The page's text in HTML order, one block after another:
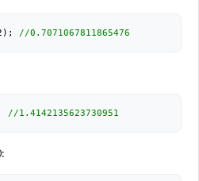
//0.7071067811865476
//1.4142135623730951